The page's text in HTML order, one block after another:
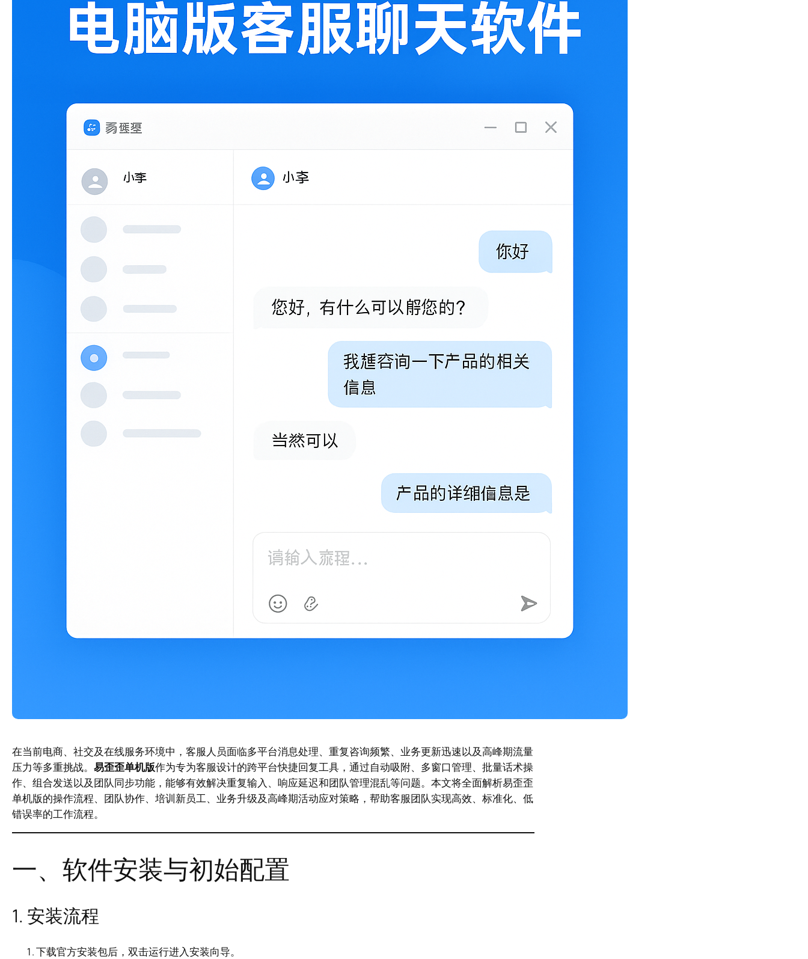
在当前电商、社交及在线服务环境中，客服人员面临多平台消息处理、重复咨询频繁、业务更新迅速以及高峰期流量
压力等多重挑战。 易歪歪单机版作为专为客服设计的跨平台快捷回复工具，通过自动吸附、多窗口管理、批量话术操
作、组合发送以及团队同步功能，能够有效解决重复输入、响应延迟和团队管理混乱等问题。本文将全面解析易歪歪
单机版的操作流程、团队协作、培训新员工、业务升级及高峰期活动应对策略，帮助客服团队实现高效、标准化、低
错误率的工作流程。
一、软件安装与初始配置
1. 安装流程
下载官方安装包后，双击运行进入安装向导。